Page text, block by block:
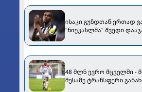
ისაკი გუნდთან ერთად
"ნიუკასლმა" შვედი
48 მლნ ევრო მცველში -
მესამე ტრანსფერი